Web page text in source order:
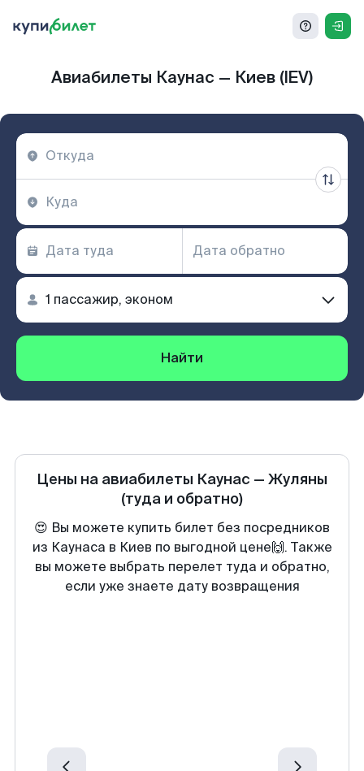
Авиабилеты Каунас — Киев (IEV)
Найти
Цены на авиабилеты Каунас — Жуляны
(туда и обратно)
😍 Вы можете купить билет без посредников
из Каунаса в Киев по выгодной цене🙌. Также
вы можете выбрать перелет туда и обратно,
если уже знаете дату возвращения